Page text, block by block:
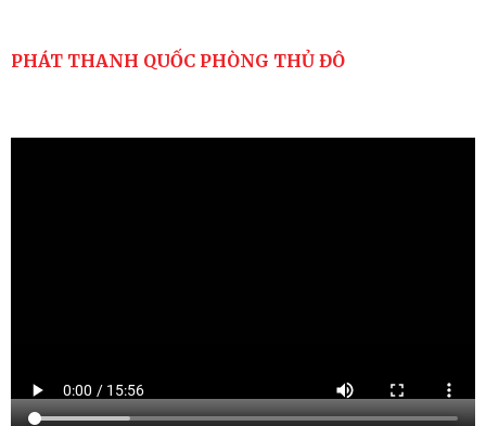
PHÁT THANH QUỐC PHÒNG THỦ ĐÔ